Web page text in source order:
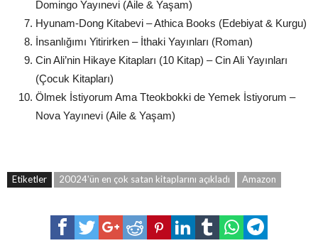
Domingo Yayınevi (Aile & Yaşam)
Hyunam-Dong Kitabevi – Athica Books (Edebiyat & Kurgu)
İnsanlığımı Yitirirken – İthaki Yayınları (Roman)
Cin Ali’nin Hikaye Kitapları (10 Kitap) – Cin Ali Yayınları
(Çocuk Kitapları)
Ölmek İstiyorum Ama Tteokbokki de Yemek İstiyorum –
Nova Yayınevi (Aile & Yaşam)
Etiketler 20024'ün en çok satan kitaplarını açıkladı Amazon